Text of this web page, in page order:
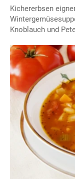
Kichererbsen
Knoblauch und